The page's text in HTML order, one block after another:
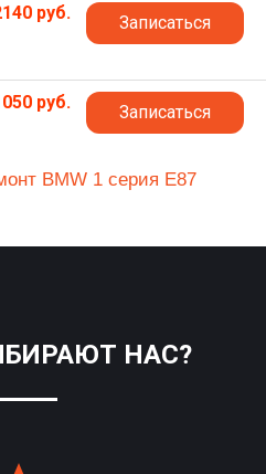
руб. Записаться
руб. Записаться
BMW 1 серия E87
НАС?